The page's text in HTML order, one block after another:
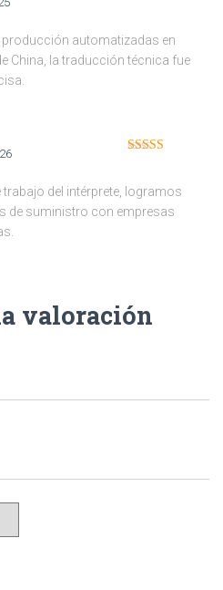
automatizadas en
China, la traducción técnica fue
trabajo del intérprete, logramos
de suministro con empresas
valoración